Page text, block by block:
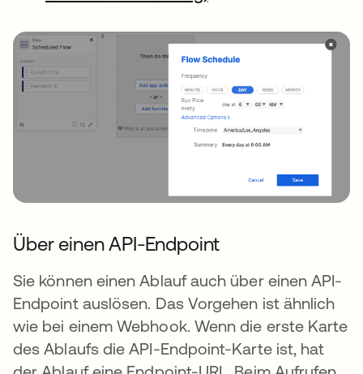
Über einen API-Endpoint
Sie können einen Ablauf auch über einen API-
Endpoint auslösen. Das Vorgehen ist ähnlich
wie bei einem Webhook. Wenn die erste Karte
des Ablaufs die API-Endpoint-Karte ist, hat